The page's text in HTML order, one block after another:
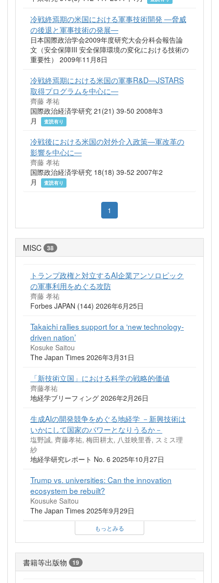
冷戦終焉期の米国における軍事技術開発 ―脅威
の後退と軍事技術の発展―
日本国際政治学会2009年度研究大会分科会報告論
文（安全保障III 安全保障環境の変化における技術の
重要性） 2009年11月8日
冷戦終焉期における米国の軍事R&D―JSTARS
取得プログラムを中心に―
齊藤 孝祐
国際政治経済学研究 21(21) 39-50 2008年3
月
査読有り
冷戦後における米国の対外介入政策―軍改革の
影響を中心に―
齊藤 孝祐
国際政治経済学研究 18(18) 39-52 2007年2
月
査読有り
1
MISC 38
トランプ政権と対立するAI企業アンソロピック
の軍事利用をめぐる攻防
齊藤 孝祐
Forbes JAPAN (144) 2026年6月25日
Takaichi rallies support for a ‘new technology-
driven nation’
Kosuke Saitou
The Japan Times 2026年3月31日
「新技術立国」における科学の戦略的価値
齊藤孝祐
地経学ブリーフィング 2026年2月26日
生成AIの開発競争をめぐる地経学 －新興技術は
いかにして国家のパワーとなりうるか－
塩野誠, 齊藤孝祐, 梅田耕太, 八並映里香, スミス理
紗
地経学研究レポート No. 6 2025年10月27日
Trump vs. universities: Can the innovation
ecosystem be rebuilt?
Kousuke Saitou
The Japan Times 2025年9月29日
もっとみる
書籍等出版物 19